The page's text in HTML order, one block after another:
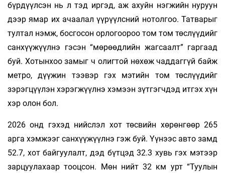
бүрдүүлсэн нь л тэд иргэд, аж ахуйн нэгжийн нуруун
дээр ямар их ачаалал үүрүүлсний нотолгоо. Татварыг
тултал нэмж, босгосон орлогоороо том том төслүүдийг
санхүүжүүлнэ гэсэн “мөрөөдлийн жагсаалт” гаргаад
буй. Хотынхоо замыг ч олигтой нөхөж чаддаггүй байж
метро, дүүжин тээвэр гэх мэтийн том төслүүдийг
зэрэгцүүлэн хэрэгжүүлнэ хэмээн зүтгэгчдэд итгэх хүн
хэр олон бол.
2026 онд гэхэд нийслэл хот төсвийн хөрөнгөөр 265
арга хэмжээг санхүүжүүлнэ гэж буй. Үүнээс авто замд
52.7, хот байгуулалт, дэд бүтцэд 32.3 хувь гэх мэтээр
зарцуулахаар тооцсон. Мөн нийт 32 км урт “Туулын